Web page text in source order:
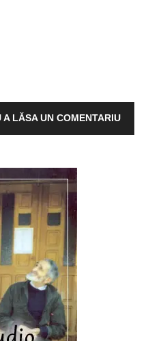
LĂSA UN COMENTARIU